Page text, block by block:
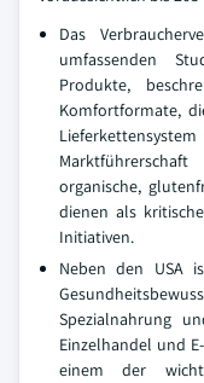
Das
umfassenden
Produkte,
Komfortformate,
organische,
dienen als
Initiativen.
Neben den USA
Spezialnahrung
Einzelhandel und
einem der